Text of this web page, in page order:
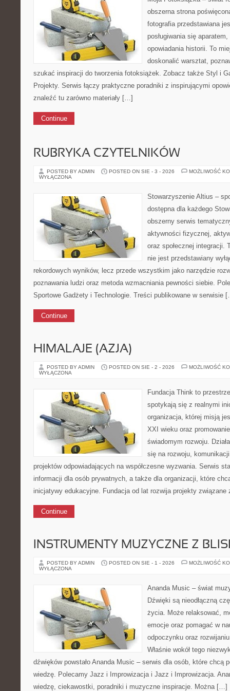
obszerna strona
fotografia przedstawiana
posługiwania się
opowiadania historii. To
doskonalić warsztat,
szukać inspiracji do tworzenia fotoksiążek. Zobacz także Styl i
Projekty. Serwis łączy praktyczne poradniki z inspirującymi
znaleźć tu zarówno materiały […]
Continue
RUBRYKA CZYTELNIKÓW
POSTED BY ADMIN POSTED ON SIE - 3 - 2026
MOŻLIWOŚĆ
WYŁĄCZONA
Stowarzyszenie Altius –
dostępna dla każdego
obszerny serwis
aktywności fizycznej,
oraz społecznej integracji.
nie jest przedstawiany
rekordowych wyników, lecz przede wszystkim jako narzędzie
poznawania ludzi oraz metoda wzmacniania pewności siebie.
Sportowe Gadżety i Technologie. Treści publikowane w serwisie
Continue
HIMALAJE (AZJA)
POSTED BY ADMIN POSTED ON SIE - 2 - 2026
MOŻLIWOŚĆ
WYŁĄCZONA
Fundacja Think to
spotykają się z realnymi
organizacja, której misją
XXI wieku oraz
świadomym rozwoju.
się na rozwoju,
projektów odpowiadających na współczesne wyzwania. Serwis
informacji dla osób prywatnych, a także dla organizacji, które
inicjatywy edukacyjne. Fundacja od lat rozwija projekty
Continue
INSTRUMENTY MUZYCZNE Z
POSTED BY ADMIN POSTED ON SIE - 1 - 2026
MOŻLIWOŚĆ
WYŁĄCZONA
Ananda Music – świat
Dźwięki są nieodłączną
życia. Może relaksować,
emocje oraz pomagać w
odpoczynku oraz
Właśnie wokół tego
dźwięków powstało Ananda Music – serwis dla osób, które chcą
wiedzę. Polecamy Jazz i Improwizacja i Jazz i Improwizacja.
wiedzę, ciekawostki, poradniki i muzyczne inspiracje. Można […]